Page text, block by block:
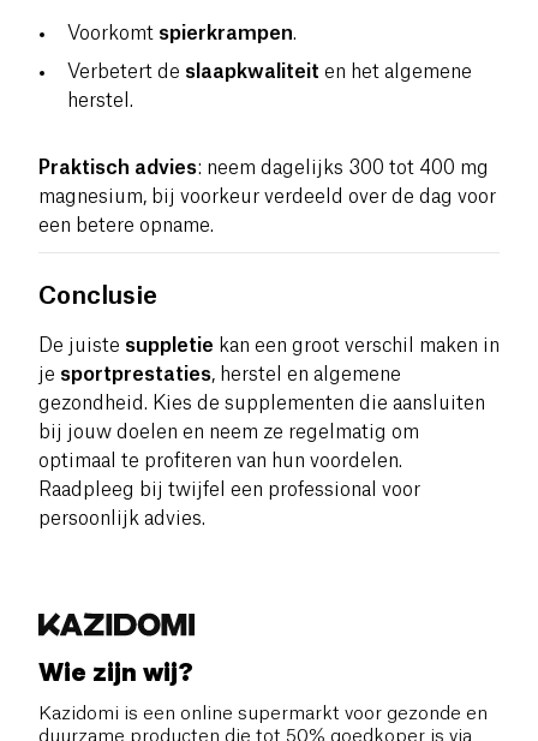
Voorkomt spierkrampen.
Verbetert de slaapkwaliteit en het algemene
herstel.
Praktisch advies: neem dagelijks 300 tot 400 mg
magnesium, bij voorkeur verdeeld over de dag voor
een betere opname.
Conclusie
De juiste suppletie kan een groot verschil maken in
je sportprestaties, herstel en algemene
gezondheid. Kies de supplementen die aansluiten
bij jouw doelen en neem ze regelmatig om
optimaal te profiteren van hun voordelen.
Raadpleeg bij twijfel een professional voor
persoonlijk advies.
Wie zijn wij?
Kazidomi is een online supermarkt voor gezonde en
duurzame producten die tot 50% goedkoper is via